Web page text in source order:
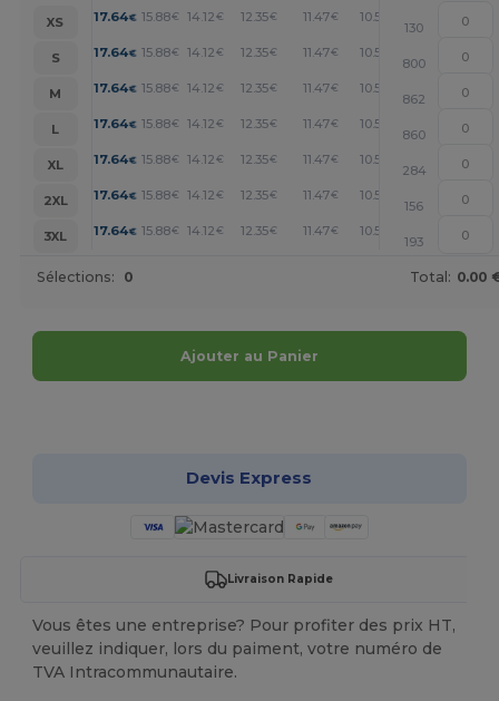
XS 17.64€ 15.88€ 14.12 € 12.35€ 11.47€ 10.59 +
130
S
17.64€ 15.88€ 14.12 € 12.35€ 11.47€ 10.59 +
800
M
17.64€ 15.88€ 14.12 € 12.35€ 11.47€ 10.59 +
862
L
17.64€ 15.88€ 14.12 € 12.35€ 11.47€ 10.59 +
860
XL
17.64€ 15.88€ 14.12 € 12.35€ 11.47€ 10.59 +
284
2XL
17.64€ 15.88€ 14.12 € 12.35€ 11.47€ 10.59 +
156
3XL
17.64€ 15.88€ 14.12 € 12.35€ 11.47€ 10.59 +
193
Sélections: 0 Total: 0.00
Ajouter au Panier
Devis Express
Livraison Rapide
Vous êtes une entreprise? Pour profiter des prix HT,
veuillez indiquer, lors du paiment, votre numéro de
TVA Intracommunautaire.